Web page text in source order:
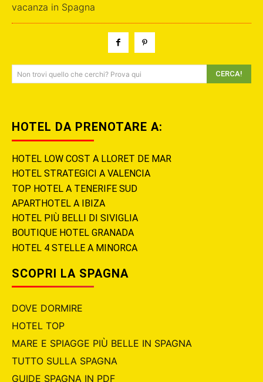
vacanza in Spagna
Non trovi quello che cerchi? Prova qui CERCA!
HOTEL DA PRENOTARE A:
HOTEL LOW COST A LLORET DE MAR
HOTEL STRATEGICI A VALENCIA
TOP HOTEL A TENERIFE SUD
APARTHOTEL A IBIZA
HOTEL PIÙ BELLI DI SIVIGLIA
BOUTIQUE HOTEL GRANADA
HOTEL 4 STELLE A MINORCA
SCOPRI LA SPAGNA
DOVE DORMIRE
HOTEL TOP
MARE E SPIAGGE PIÙ BELLE IN SPAGNA
TUTTO SULLA SPAGNA
GUIDE SPAGNA IN PDF